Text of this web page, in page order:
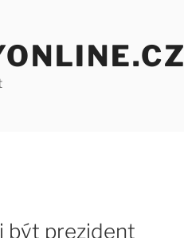
být prezident